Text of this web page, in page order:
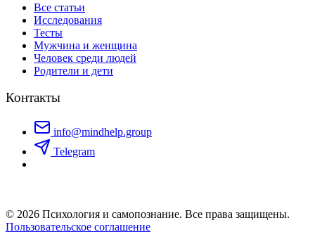
Все статьи
Исследования
Тесты
Мужчина и женщина
Человек среди людей
Родители и дети
Контакты
info@mindhelp.group
Telegram
© 2026 Психология и самопознание. Все права защищены.
Пользовательское соглашение